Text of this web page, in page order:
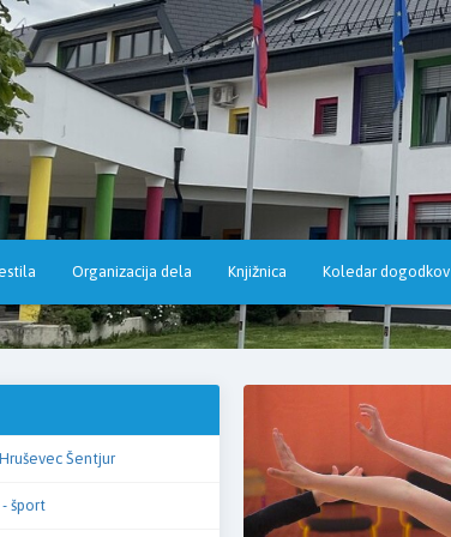
Organizacija dela Knjižnica Koledar dogodkov
Šentjur
šport